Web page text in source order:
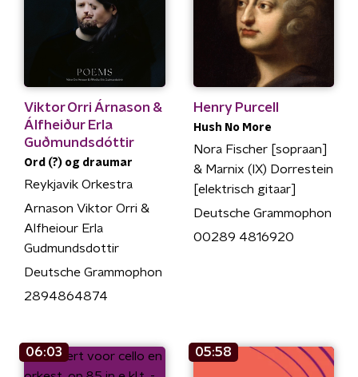
Viktor Orri Árnason &
Álfheiður Erla
Guðmundsdóttir
Ord (?) og draumar
Reykjavik Orkestra
Arnason Viktor Orri &
Alfheiour Erla
Gudmundsdottir
Deutsche Grammophon
2894864874
Henry Purcell
Hush No More
Nora Fischer [sopraan]
& Marnix (IX) Dorrestein
[elektrisch gitaar]
Deutsche Grammophon
00289 4816920
06:03 05:58